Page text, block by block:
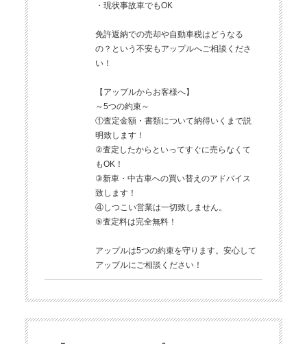
・現状事故車でもOK
免許返納での売却や自動車税はどうなる
の？という不安もアップルへご相談くださ
い！
【アップルからお客様へ】
～5つの約束～
①査定金額・書類について納得いくまで説
明致します！
②査定したからといってすぐに売らなくて
もOK！
③新車・中古車への買い替えのアドバイス
致します！
④しつこい営業は一切致しません。
⑤査定料は完全無料！
アップルは5つの約束を守ります。安心して
アップルにご相談ください！